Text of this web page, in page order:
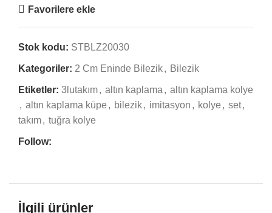
Favorilere ekle
Stok kodu: STBLZ20030
Kategoriler: 2 Cm Eninde Bilezik, Bilezik
Etiketler: 3lutakım, altın kaplama , altın kaplama kolye
, altın kaplama küpe , bilezik, imitasyon , kolye , set,
takım, tuğra kolye
Follow:
İlgili ürünler